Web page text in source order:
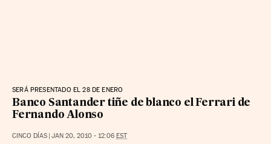
SERÁ PRESENTADO EL 28 DE ENERO
Banco Santander tiñe de blanco el Ferrari de
Fernando Alonso
CINCO DÍAS | JAN 20, 2010 - 12:06 EST